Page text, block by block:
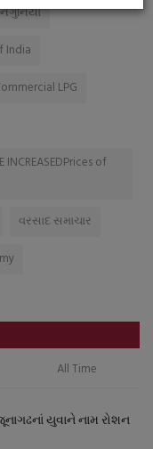
India
LPG
INCREASEDPrices of
વરસાદ સમાચાર
All Time
યુવાને નામ રોશન